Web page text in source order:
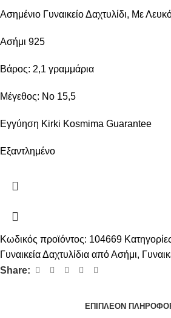
Ασημένιο Γυναικείο Δαχτυλίδι, Με
Ασήμι 925
Βάρος: 2,1 γραμμάρια
Μέγεθος: No 15,5
Εγγύηση Kirki Kosmima Guarantee
Εξαντλημένο
Κωδικός προϊόντος: 104669
Γυναικεία Δαχτυλίδια από Ασήμι,
Share:
ΕΠΙΠΛΈΟΝ